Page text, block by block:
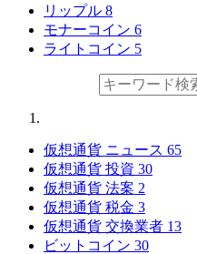
リップル 8
モナーコイン 6
ライトコイン 5
仮想通貨 ニュース 65
仮想通貨 投資 30
仮想通貨 法案 2
仮想通貨 税金 3
仮想通貨 交換業者 13
ビットコイン 30